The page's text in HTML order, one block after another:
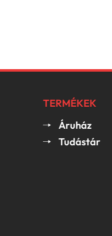
TERMÉKEK
Áruház
Tudástár